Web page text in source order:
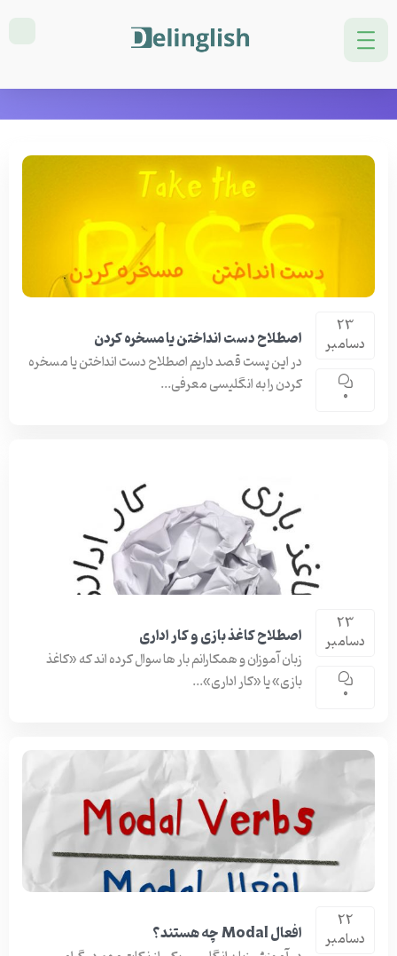
دسته بندی: General English
23
دسامبر
0
اصطلاح دست انداختن یا مسخره کردن
در این پست قصد داریم اصطلاح دست انداختن یا مسخره
کردن را به انگلیسی معرفی...
23
دسامبر
0
اصطلاح کاغذ بازی و کار اداری
زبان آموزان و همکارانم بار ها سوال کرده اند که «کاغذ
بازی» یا «کار اداری»...
22
دسامبر افعال Modal چه هستند؟